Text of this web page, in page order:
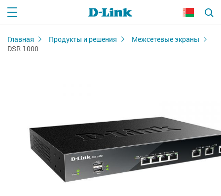
Главная Продукты и решения
Межсетевые экраны
DSR-1000